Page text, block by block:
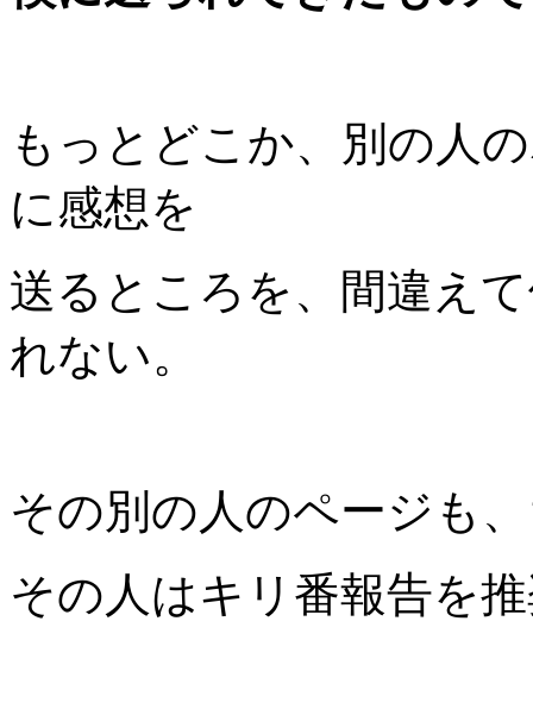
もっとどこか、別の人
に感想を
送るところを、間違え
れない。
その別の人のページも
その人はキリ番報告を